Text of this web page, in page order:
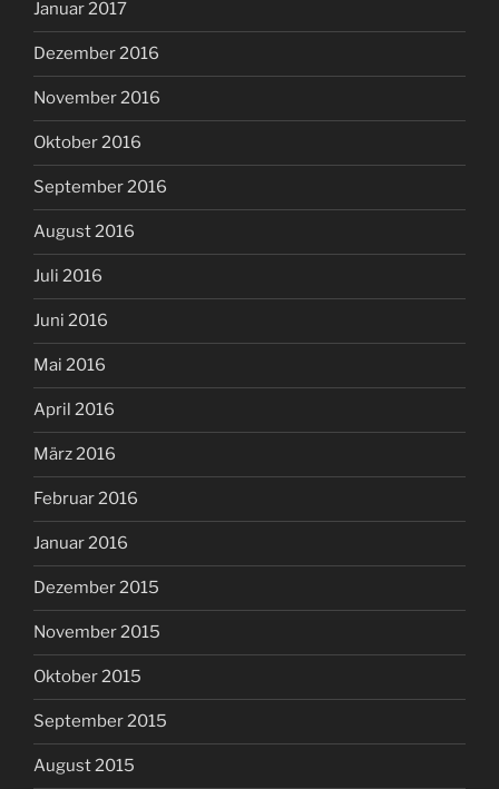
Januar 2017
Dezember 2016
November 2016
Oktober 2016
September 2016
August 2016
Juli 2016
Juni 2016
Mai 2016
April 2016
März 2016
Februar 2016
Januar 2016
Dezember 2015
November 2015
Oktober 2015
September 2015
August 2015